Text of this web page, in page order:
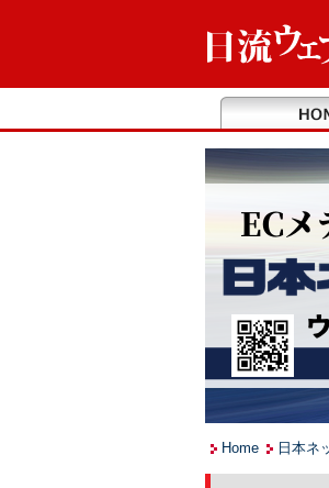
Home 日本ネ